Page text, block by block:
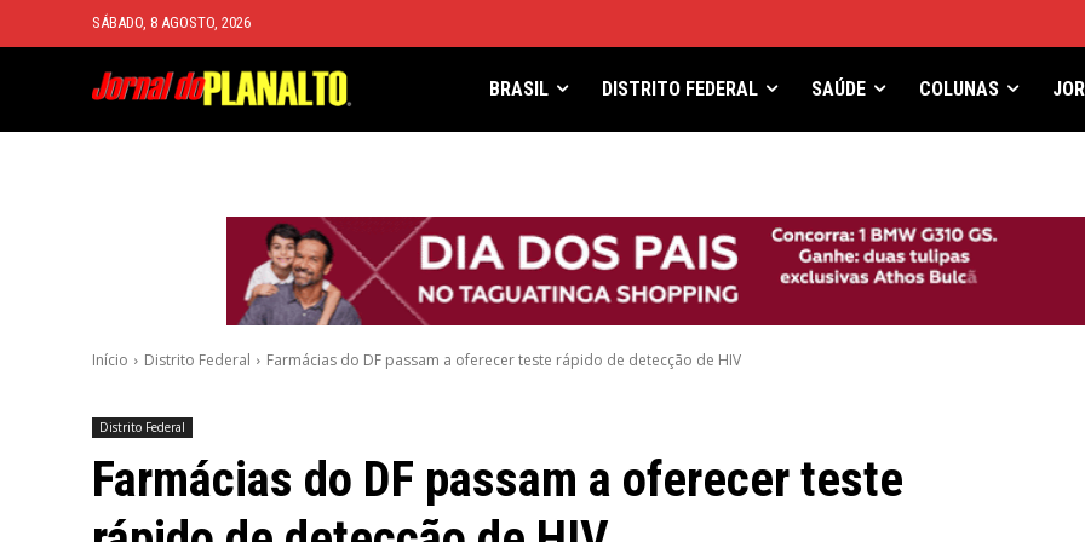
SÁBADO, 8 AGOSTO, 2026
BRASIL DISTRITO FEDERAL SAÚDE COLUNAS
Início Distrito Federal Farmácias do DF passam a oferecer teste rápido de detecção de HIV
Distrito Federal
Farmácias do DF passam a oferecer teste